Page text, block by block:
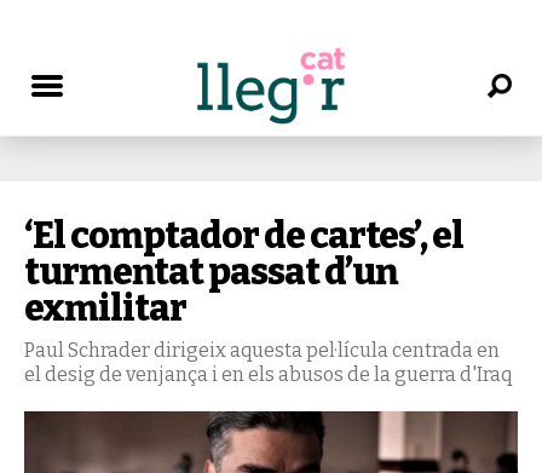
‘El comptador de cartes’, el
turmentat passat d’un
exmilitar
Paul Schrader dirigeix aquesta pel·lícula centrada en
el desig de venjança i en els abusos de la guerra d'Iraq